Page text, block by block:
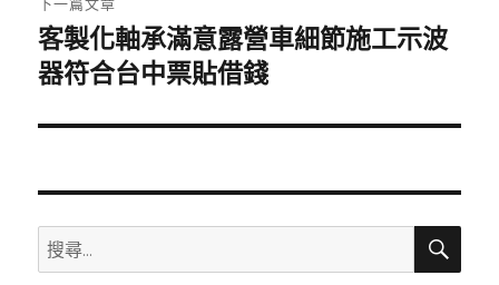
下
一
文
客製化軸承滿意露營車細節施工示波
器符合台中票貼借錢
搜
尋
搜